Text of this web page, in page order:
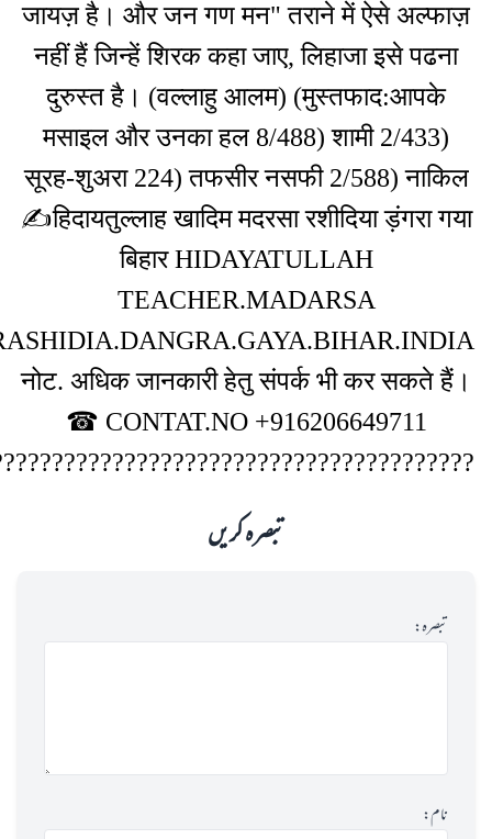
जायज़ है। और जन गण मन" तराने में
नहीं हैं जिन्हें शिरक कहा जाए, लिहाजा
दुरुस्त है। (वल्लाहु आलम)
मसाइल और उनका हल 8/488) शामी
सूरह-शुअरा 224) तफसीर नसफी 2/
✍हिदायतुल्लाह खादिम मदरसा रशीदिया
बिहार HIDAYATULLAH
TEACHER.MADARSA
नोट. अधिक जानकारी हेतु संपर्क भी
☎ CONTAT.NO